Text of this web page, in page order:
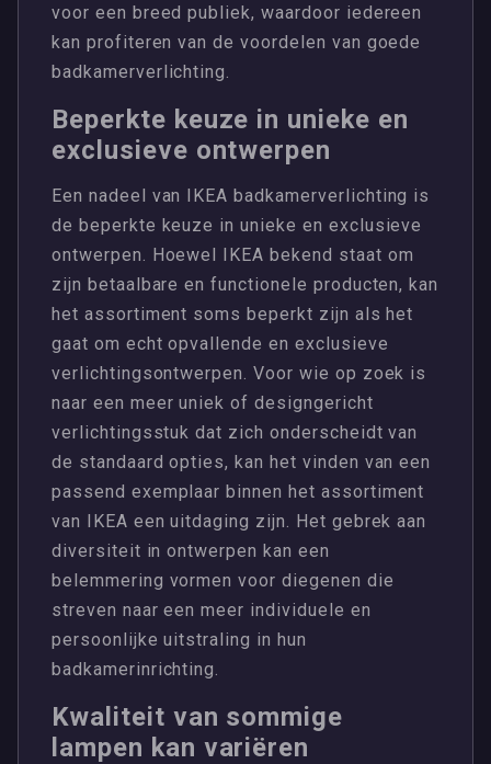
voor een breed publiek, waardoor iedereen
kan profiteren van de voordelen van goede
badkamerverlichting.
Beperkte keuze in unieke en
exclusieve ontwerpen
Een nadeel van IKEA badkamerverlichting is
de beperkte keuze in unieke en exclusieve
ontwerpen. Hoewel IKEA bekend staat om
zijn betaalbare en functionele producten, kan
het assortiment soms beperkt zijn als het
gaat om echt opvallende en exclusieve
verlichtingsontwerpen. Voor wie op zoek is
naar een meer uniek of designgericht
verlichtingsstuk dat zich onderscheidt van
de standaard opties, kan het vinden van een
passend exemplaar binnen het assortiment
van IKEA een uitdaging zijn. Het gebrek aan
diversiteit in ontwerpen kan een
belemmering vormen voor diegenen die
streven naar een meer individuele en
persoonlijke uitstraling in hun
badkamerinrichting.
Kwaliteit van sommige
lampen kan variëren